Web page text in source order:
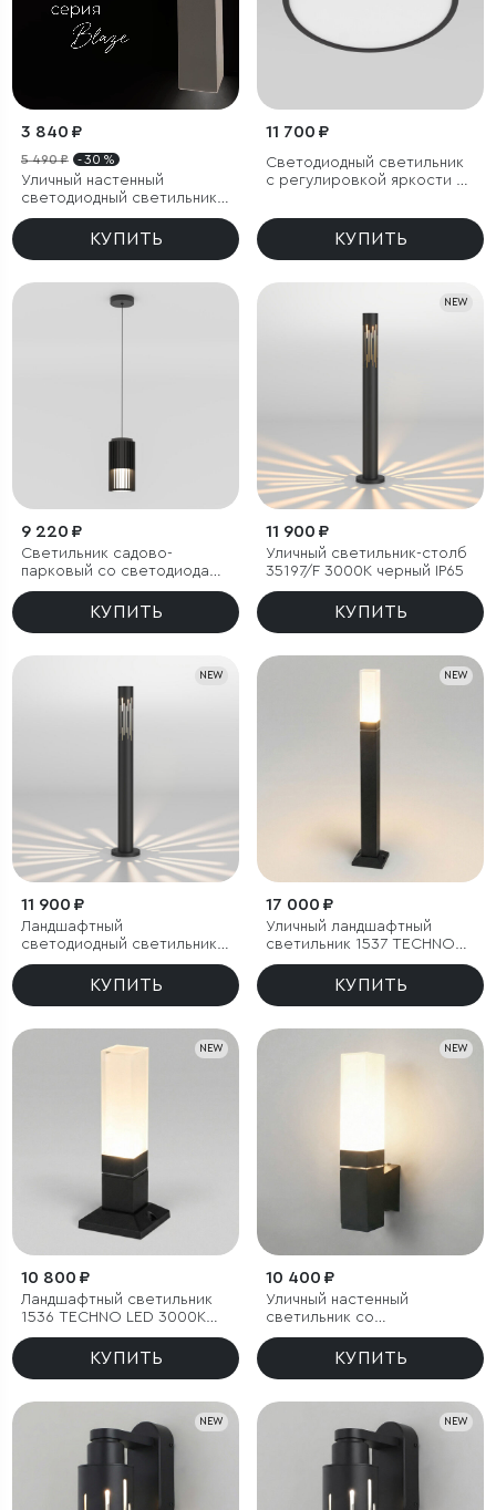
3 840 ₽
5 490 ₽ - 30 %
Уличный настенный
светодиодный светильник
Blaze LED IP65
КУПИТЬ
11 700 ₽
Светодиодный светильник
с регулировкой яркости и
(3000/4000/6000К) IP54
КУПИТЬ
9 220 ₽
Светильник садово-
парковый со светодиодами
Entero черный
КУПИТЬ
NEW
11 900 ₽
Уличный светильник-столб
35197/F 3000К черный IP65
КУПИТЬ
NEW
11 900 ₽
Ландшафтный
светодиодный светильник
35197/F 4000К черный IP65
КУПИТЬ
NEW
17 000 ₽
Уличный ландшафтный
светильник 1537 TECHNO
LED 3000K чёрный
КУПИТЬ
NEW
10 800 ₽
Ландшафтный светильник
1536 TECHNO LED 3000K
чёрный IP54
КУПИТЬ
NEW
10 400 ₽
Уличный настенный
светильник со
светодиодами 1534
TECHNO LED 3000K чёрный
КУПИТЬ
NEW NEW